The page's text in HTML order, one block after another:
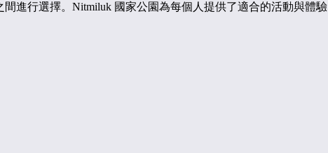
進行選擇。Nitmiluk 國家公園為每個人提供了適合的活動與體驗